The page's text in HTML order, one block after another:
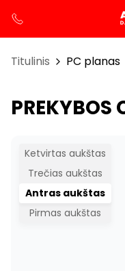
Titulinis PC planas
PREKYBOS